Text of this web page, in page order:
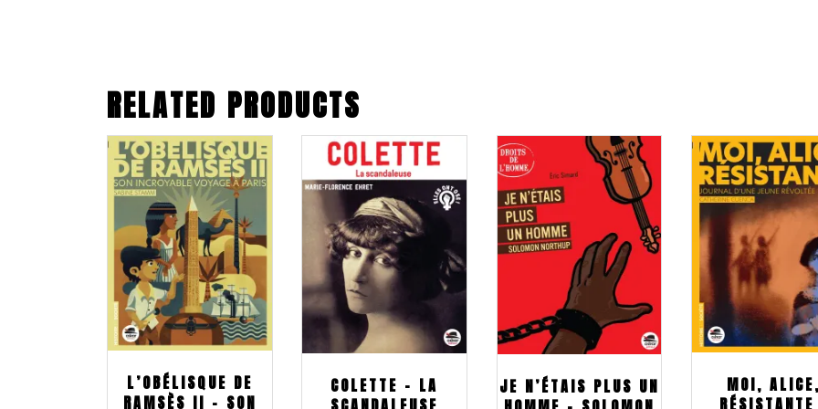
RELATED PRODUCTS
L’OBÉLISQUE DE
RAMSÈS II – SON
COLETTE – LA
JE N’ÉTAIS PLUS UN
MOI,